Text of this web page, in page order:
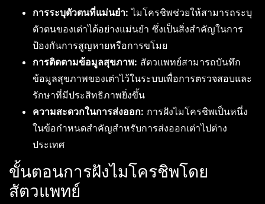
การระบุตัวตนที่แม่นยำ: ไมโครชิพช่วยให้สามารถระบุ
ตัวตนของเต่าได้อย่างแม่นยำ ซึ่งเป็นสิ่งสำคัญในการ
ป้องกันการสูญหายหรือการขโมย
การติดตามข้อมูลสุขภาพ: สัตวแพทย์สามารถบันทึก
ข้อมูลสุขภาพของเต่าไว้ในระบบเพื่อการตรวจสอบและ
รักษาที่มีประสิทธิภาพยิ่งขึ้น
ความสะดวกในการส่งออก: การฝังไมโครชิพเป็นหนึ่ง
ในข้อกำหนดสำคัญสำหรับการส่งออกเต่าไปต่าง
ประเทศ
ขั้นตอนการฝังไมโครชิพโดย
สัตวแพทย์